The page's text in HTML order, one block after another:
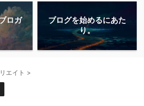
ロガ
ブログを始めるにあた
り。
エイト >